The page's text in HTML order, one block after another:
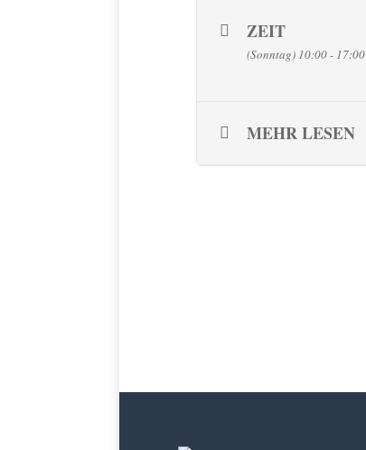
ZEIT
(Sonntag) 10:00 - 17:00
MEHR LESEN